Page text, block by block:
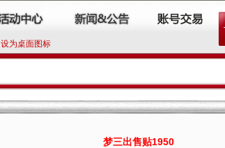
设为桌面图标
梦三出售贴1950